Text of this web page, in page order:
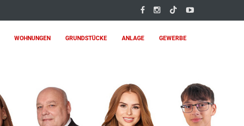
WOHNUNGEN GRUNDSTÜCKE ANLAGE GEWERBE